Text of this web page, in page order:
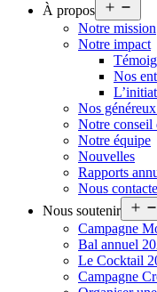
À propos
le
menu
Notre mission
Notre impact
Nos
Nos
Notre conseil
Notre équipe
Nouvelles
Rapports
Nous
Nous soutenir
Campagne
Bal annuel
Le Cocktail
Campagne